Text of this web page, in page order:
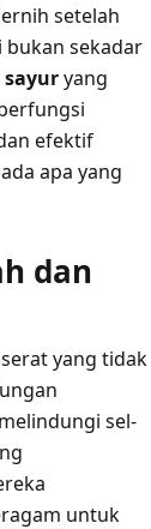
setelah
bukan sekadar
yang
efektif
apa yang
dan
yang tidak
sel-
untuk